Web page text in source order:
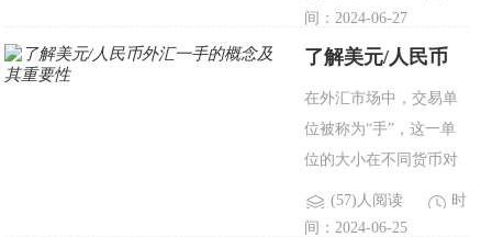
在严格的监管框架下运
作，由几个监管机构监
者保护。监管框架和监
督在美国，外汇..
间：2024-06-27
了解美元/人民币
其重要性
在外汇市场中，交易单
位被称为“手”，这一单
位的大小在不同货币对
之间有所不同。对于美
元/人民币
(57)人阅读
时
间：2024-06-25